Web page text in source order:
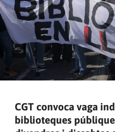
CGT convoca vaga
biblioteques